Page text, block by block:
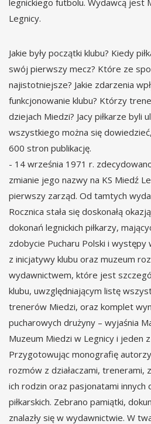
Legnicy.
Jakie były początki klubu? Kiedy
swój pierwszy mecz? Które ze
najistotniejsze? Jakie zdarzenia
funkcjonowanie klubu? Którzy
dziejach Miedzi? Jacy piłkarze byli
wszystkiego można się
600 stron publikację.
- 14 września 1971 r.
zmianie jego nazwy na KS Miedź
pierwszy zarząd. Od tamtych
Rocznica stała się doskonałą
dokonań legnickich piłkarzy,
zdobycie Pucharu Polski i występy
z inicjatywy klubu oraz muzeum
wydawnictwem, które jest
klubu, uwzględniającym listę
trenerów Miedzi, oraz komplet
pucharowych drużyny – wyjaśnia
Muzeum Miedzi w Legnicy i jeden
Przygotowując monografię
rozmów z działaczami, trenerami,
ich rodzin oraz pasjonatami innych
piłkarskich. Zebrano pamiątki,
znalazły się w wydawnictwie. W